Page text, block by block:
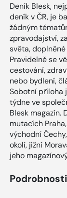
Deník Blesk,
deník v ČR, je
žádným
zpravodajství,
světa,
Pravidelně se
cestování,
nebo bydlení,
Sobotní příloha
týdne ve
Blesk magazín.
mutacích
východní
okolí, jižní
jeho
Podrobnosti